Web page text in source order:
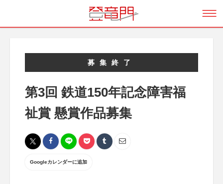
募集終了
第3回 鉄道150年記念障害福
祉賞 懸賞作品募集
Googleカレンダーに追加